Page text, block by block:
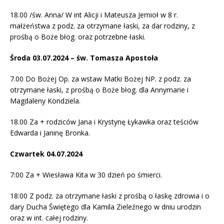
18.00 /św. Anna/ W int Alicji i Mateusza Jemioł w 8 r.
małżeństwa z podz. za otrzymane łaski, za dar rodziny, z
prośbą o Boże błog. oraz potrzebne łaski.
Środa 03.07.2024 – św. Tomasza Apostoła
7.00 Do Bożej Op. za wstaw Matki Bożej NP. z podz. za
otrzymane łaski, z prośbą o Boże błog. dla Annymarie i
Magdaleny Kondziela.
18.00 Za + rodziców Jana i Krystynę Łykawka oraz teściów
Edwarda i Janinę Bronka.
Czwartek 04.07.2024
7:00 Za + Wiesława Kita w 30 dzień po śmierci.
18:00 Z podz. za otrzymane łaski z prośbą o łaskę zdrowia i o
dary Ducha Świętego dla Kamila Zieleźnego w dniu urodzin
oraz w int. całej rodziny.